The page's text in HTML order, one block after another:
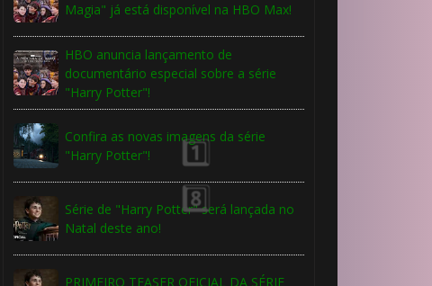
Magia" já está disponível na HBO Max!
HBO anuncia lançamento de
documentário especial sobre a série
"Harry Potter"!
Confira as novas imagens da série
"Harry Potter"!
Série de "Harry Potter" será lançada no
Natal deste ano!
PRIMEIRO TEASER OFICIAL DA SÉRIE
1️⃣ 8️⃣